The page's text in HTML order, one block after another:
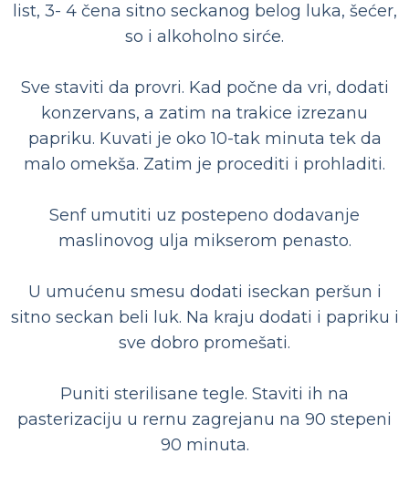
list, 3- 4 čena sitno seckanog belog luka, šećer,
so i alkoholno sirće.
Sve staviti da provri. Kad počne da vri, dodati
konzervans, a zatim na trakice izrezanu
papriku. Kuvati je oko 10-tak minuta tek da
malo omekša. Zatim je procediti i prohladiti.
Senf umutiti uz postepeno dodavanje
maslinovog ulja mikserom penasto.
U umućenu smesu dodati iseckan peršun i
sitno seckan beli luk. Na kraju dodati i papriku i
sve dobro promešati.
Puniti sterilisane tegle. Staviti ih na
pasterizaciju u rernu zagrejanu na 90 stepeni
90 minuta.